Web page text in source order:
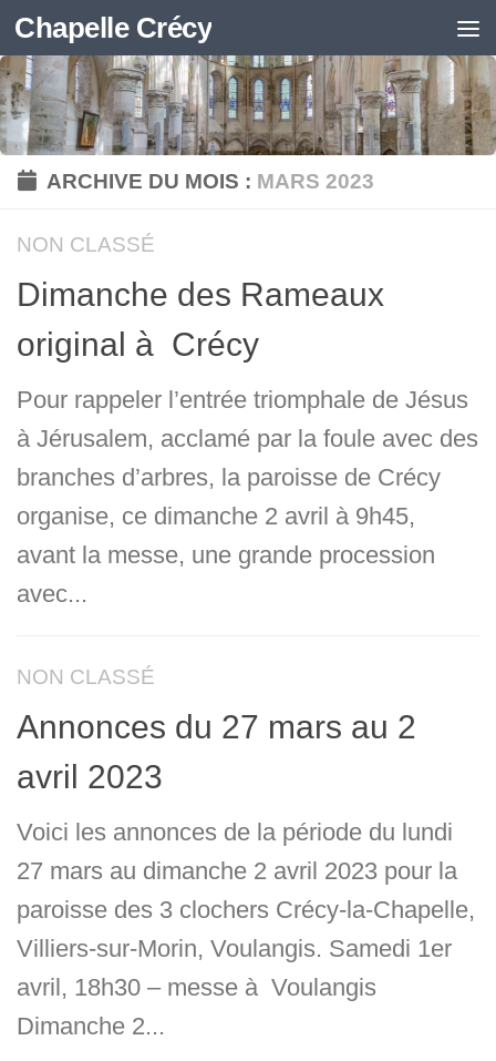
Skip to content
Chapelle Crécy
ARCHIVE DU MOIS : MARS 2023
NON CLASSÉ
Dimanche des Rameaux
original à Crécy
Pour rappeler l’entrée triomphale de Jésus
à Jérusalem, acclamé par la foule avec des
branches d’arbres, la paroisse de Crécy
organise, ce dimanche 2 avril à 9h45,
avant la messe, une grande procession
avec...
NON CLASSÉ
Annonces du 27 mars au 2
avril 2023
Voici les annonces de la période du lundi
27 mars au dimanche 2 avril 2023 pour la
paroisse des 3 clochers Crécy-la-Chapelle,
Villiers-sur-Morin, Voulangis. Samedi 1er
avril, 18h30 – messe à Voulangis
Dimanche 2...